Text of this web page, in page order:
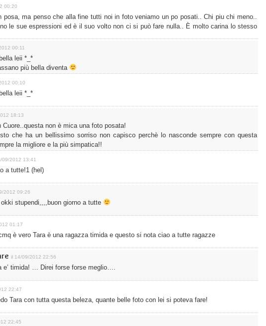
00:20
posa, ma penso che alla fine tutti noi in foto veniamo un po posati.. Chi piu chi meno..
le sue espressioni ed è il suo volto non ci si può fare nulla.. È molto carina lo stesso
00:11
leii *_*
più bella diventa
00:10
leii *_*
18:13
Cuore..questa non è mica una foto posata!
che ha un bellissimo sorriso non capisco perchè lo nasconde sempre con questa
la migliore e la più simpatica!!
09/2012 13:41
a tutte!1 (hel)
2012 09:26
okki stupendi,,,,buon giorno a tutte
01:17
è vero Tara è una ragazza timida e questo si nota ciao a tutte ragazze
il 14/09/2012 22:56
e’ timida! … Direi forse forse meglio….
22:47
Tara con tutta questa beleza, quante belle foto con lei si poteva fare!
22:45